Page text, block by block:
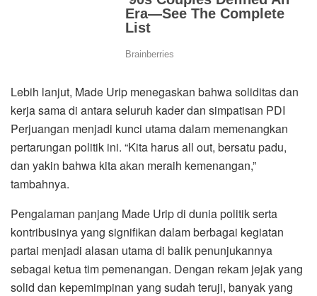
Lebih lanjut, Made Urip menegaskan bahwa soliditas dan
kerja sama di antara seluruh kader dan simpatisan PDI
Perjuangan menjadi kunci utama dalam memenangkan
pertarungan politik ini. “Kita harus all out, bersatu padu,
dan yakin bahwa kita akan meraih kemenangan,”
tambahnya.
Pengalaman panjang Made Urip di dunia politik serta
kontribusinya yang signifikan dalam berbagai kegiatan
partai menjadi alasan utama di balik penunjukannya
sebagai ketua tim pemenangan. Dengan rekam jejak yang
solid dan kepemimpinan yang sudah teruji, banyak yang